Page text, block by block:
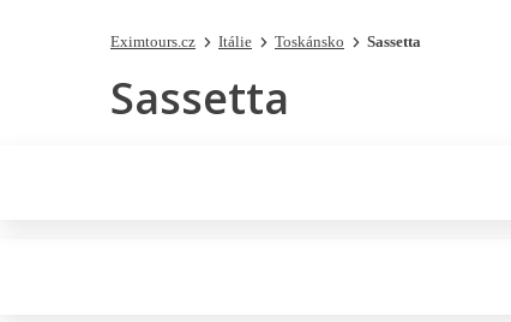
Eximtours.cz Itálie Toskánsko Sassetta
Sassetta